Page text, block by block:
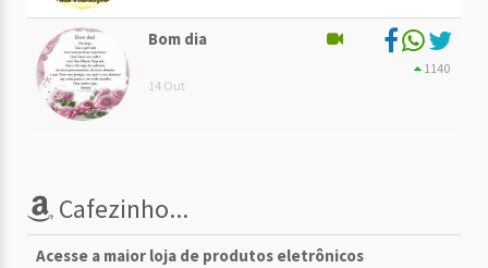
Bom dia
14 Out
1140
Cafezinho...
Acesse a maior loja de produtos eletrônicos